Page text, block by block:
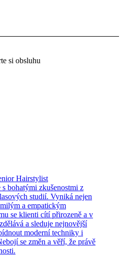
si obsluhu
Hairstylist
bohatými zkušenostmi z
studií. Vyniká nejen
a empatickým
se klienti cítí přirozeně a v
a sleduje nejnovější
moderní techniky i
se změn a věří, že právě